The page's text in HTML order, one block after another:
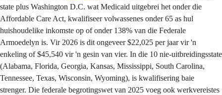
state plus Washington D.C. wat Medicaid uitgebrei het onder die
Affordable Care Act, kwalifiseer volwassenes onder 65 as hul
huishoudelike inkomste op of onder 138% van die Federale
Armoedelyn is. Vir 2026 is dit ongeveer $22,025 per jaar vir 'n
enkeling of $45,540 vir 'n gesin van vier. In die 10 nie-uitbreidingsstate
(Alabama, Florida, Georgia, Kansas, Mississippi, South Carolina,
Tennessee, Texas, Wisconsin, Wyoming), is kwalifisering baie
strenger. Die federale begrotingswet van 2025 voeg ook werkvereistes